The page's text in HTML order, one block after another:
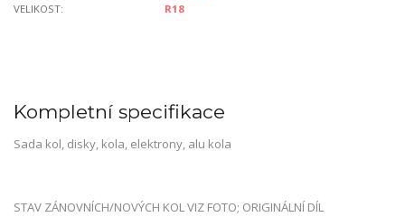
VELIKOST:
R18
Kompletní specifikace
Sada kol, disky, kola, elektrony, alu kola
STAV ZÁNOVNÍCH/NOVÝCH KOL VIZ FOTO; ORIGINÁLNÍ DÍL